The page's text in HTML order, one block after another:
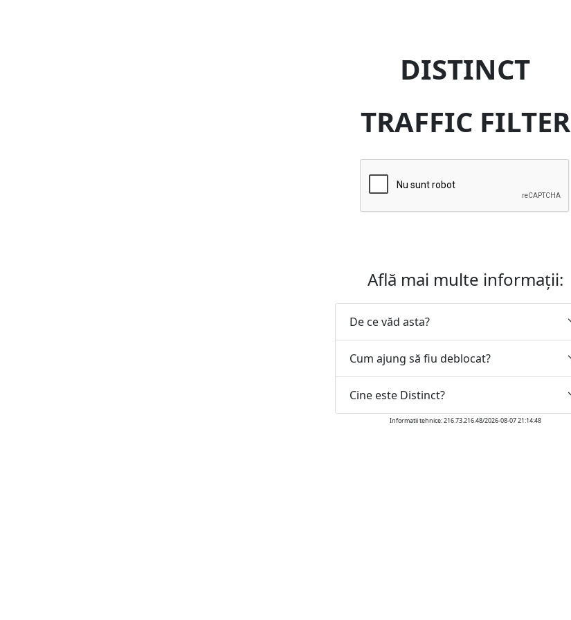
DISTINCT
TRAFFIC FILTER
Află mai multe informații:
De ce văd asta?
Cum ajung să fiu deblocat?
Cine este Distinct?
Informatii tehnice: 216.73.216.48/2026-08-07 21:14:48